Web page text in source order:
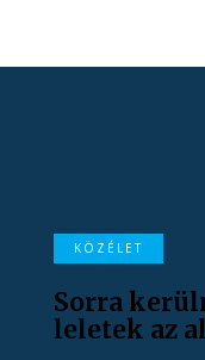
KÖZÉLET
Sorra
leletek az